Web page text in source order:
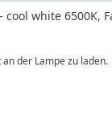
cool white 6500K,
der Lampe zu laden.